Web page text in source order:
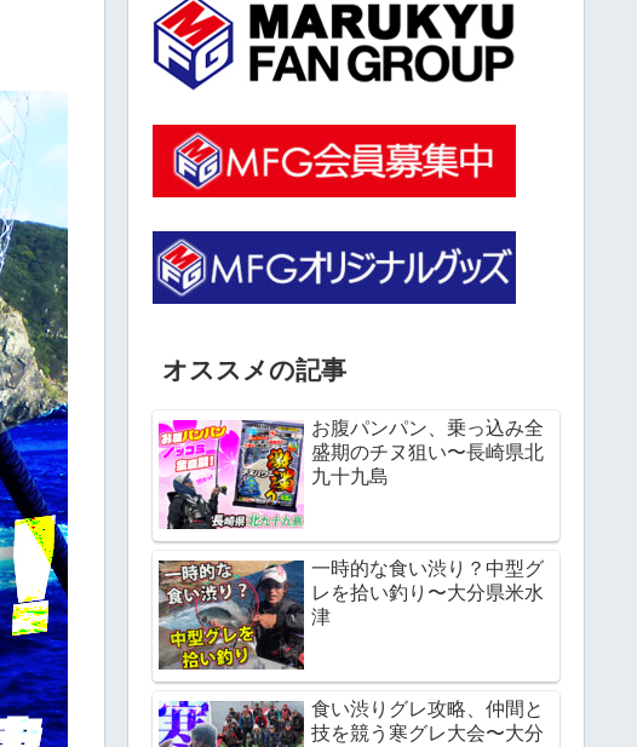
オススメの記事
お腹パンパン、乗っ込み全
盛期のチヌ狙い〜長崎県北
九十九島
一時的な食い渋り？中型グ
レを拾い釣り〜大分県米水
津
食い渋りグレ攻略、仲間と
技を競う寒グレ大会〜大分